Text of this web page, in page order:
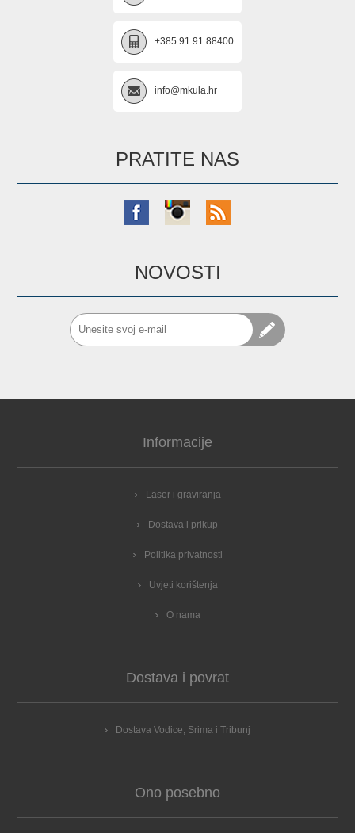
+385 91 91 88400
info@mkula.hr
PRATITE NAS
NOVOSTI
Informacije
Laser i graviranja
Dostava i prikup
Politika privatnosti
Uvjeti korištenja
O nama
Dostava i povrat
Dostava Vodice, Srima i Tribunj
Ono posebno